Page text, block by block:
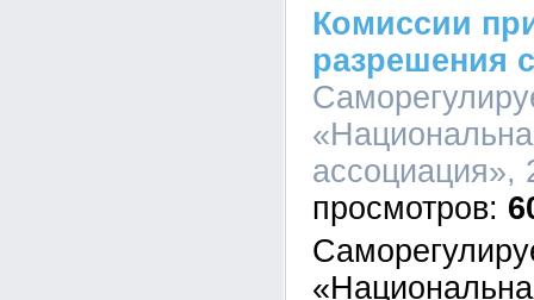
Комиссии
разрешения
ассоциация»,